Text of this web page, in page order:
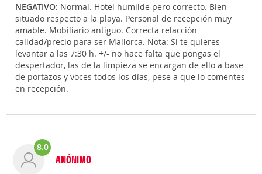
NEGATIVO: Normal. Hotel humilde pero correcto. Bien
situado respecto a la playa. Personal de recepción muy
amable. Mobiliario antiguo. Correcta relacción
calidad/precio para ser Mallorca. Nota: Si te quieres
levantar a las 7:30 h. +/- no hace falta que pongas el
despertador, las de la limpieza se encargan de ello a base
de portazos y voces todos los días, pese a que lo comentes
en recepción.
8.0
ANÓNIMO